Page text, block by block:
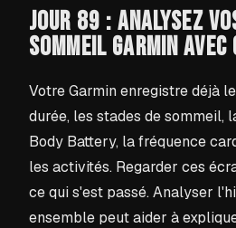
JOUR 89 : ANALYSEZ
SOMMEIL GARMIN AVEC
Votre Garmin enregistre déjà
durée, les stades de sommeil,
Body Battery, la fréquence
les activités. Regarder ces
ce qui s'est passé. Analyser
ensemble peut aider à